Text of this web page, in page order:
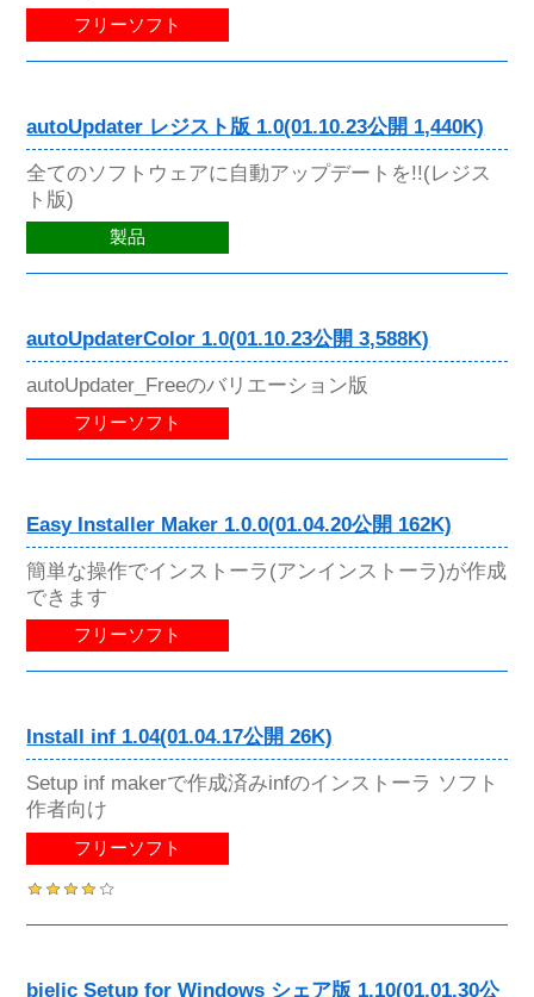
フリーソフト
autoUpdater レジスト版 1.0(01.10.23公開 1,440K)
全てのソフトウェアに自動アップデートを!!(レジス
ト版)
製品
autoUpdaterColor 1.0(01.10.23公開 3,588K)
autoUpdater_Freeのバリエーション版
フリーソフト
Easy Installer Maker 1.0.0(01.04.20公開 162K)
簡単な操作でインストーラ(アンインストーラ)が作成
できます
フリーソフト
Install inf 1.04(01.04.17公開 26K)
Setup inf makerで作成済みinfのインストーラ ソフト
作者向け
フリーソフト
bielic Setup for Windows シェア版 1.10(01.01.30公